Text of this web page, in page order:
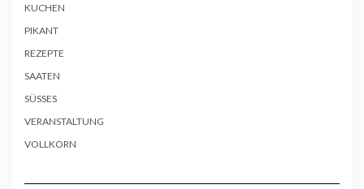
KUCHEN
PIKANT
REZEPTE
SAATEN
SÜSSES
VERANSTALTUNG
VOLLKORN